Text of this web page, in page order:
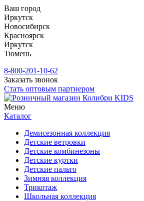
Ваш город
Иркутск
Новосибирск
Красноярск
Иркутск
Тюмень
8-800-201-10-62
Заказать звонок
Стать оптовым партнером
Меню
Каталог
Демисезонная коллекция
Детские ветровки
Детские комбинезоны
Детские куртки
Детские пальто
Зимняя коллекция
Трикотаж
Школьная коллекция